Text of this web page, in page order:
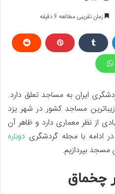
زمان تقریبی مطالعه 6 دقیقه
ایران به مساجد تعلق دارد.
مساجد کشور در شهر یزد
از نظر معماری دارد و ظاهر آن
ادامه با مجله گردشگری دوباره
مسجد بپردازیم.
چخماق